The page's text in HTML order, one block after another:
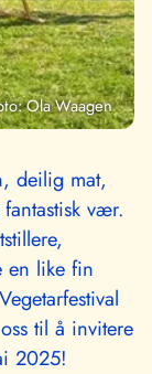
Ola Waagen
deilig mat,
vær.
en like fin
til å invitere
2025!